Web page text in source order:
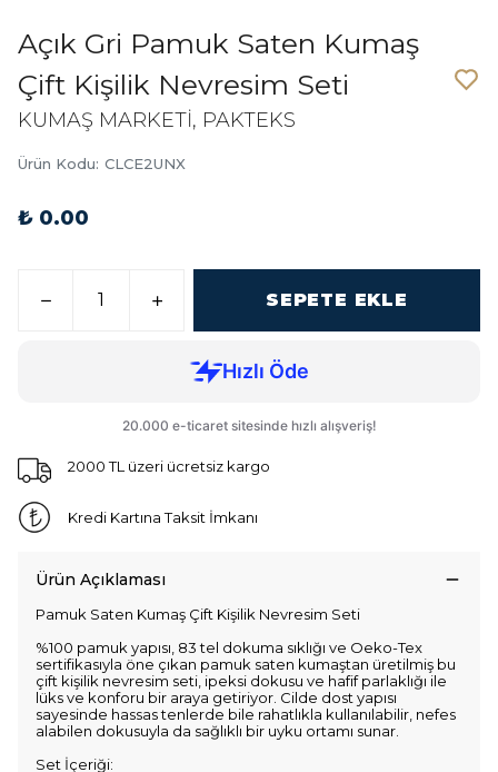
Açık Gri Pamuk Saten Kumaş
Çift Kişilik Nevresim Seti
KUMAŞ MARKETİ, PAKTEKS
Ürün Kodu: CLCE2UNX
₺ 0.00
SEPETE EKLE
2000 TL üzeri ücretsiz kargo
Kredi Kartına Taksit İmkanı
Ürün Açıklaması
Pamuk Saten Kumaş Çift Kişilik Nevresim Seti
%100 pamuk yapısı, 83 tel dokuma sıklığı ve Oeko-Tex
sertifikasıyla öne çıkan pamuk saten kumaştan üretilmiş bu
çift kişilik nevresim seti, ipeksi dokusu ve hafif parlaklığı ile
lüks ve konforu bir araya getiriyor. Cilde dost yapısı
sayesinde hassas tenlerde bile rahatlıkla kullanılabilir, nefes
alabilen dokusuyla da sağlıklı bir uyku ortamı sunar.
Set İçeriği: